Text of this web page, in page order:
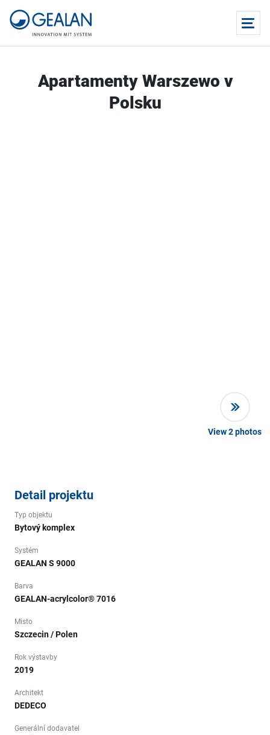
Apartamenty Warszewo v
Polsku
View2photos
Detail projektu
Typ objektu
Bytový komplex
Systém
GEALAN S 9000
Barva
GEALAN-acrylcolor® 7016
Misto
Szczecin / Polen
Rok výstavby
2019
Architekt
DEDECO
Generální dodavatel